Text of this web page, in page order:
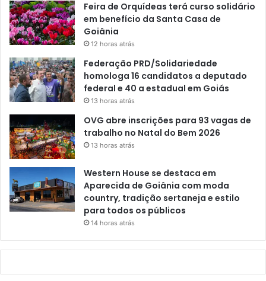
Feira de Orquídeas terá curso solidário
em benefício da Santa Casa de
Goiânia
12 horas atrás
Federação PRD/Solidariedade
homologa 16 candidatos a deputado
federal e 40 a estadual em Goiás
13 horas atrás
OVG abre inscrições para 93 vagas de
trabalho no Natal do Bem 2026
13 horas atrás
Western House se destaca em
Aparecida de Goiânia com moda
country, tradição sertaneja e estilo
para todos os públicos
14 horas atrás